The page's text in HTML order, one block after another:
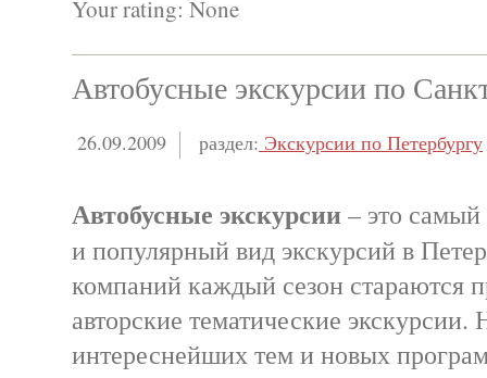
Your rating: None
Автобусные экскурсии по
26.09.2009 раздел: Экскурсии по Петербургу
Автобусные экскурсии – это
и популярный вид экскурсий в
компаний каждый сезон стараются
авторские тематические экскурсии.
интереснейших тем и новых